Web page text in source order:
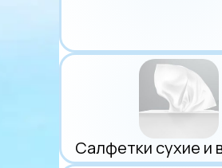
Салфетки сухие и